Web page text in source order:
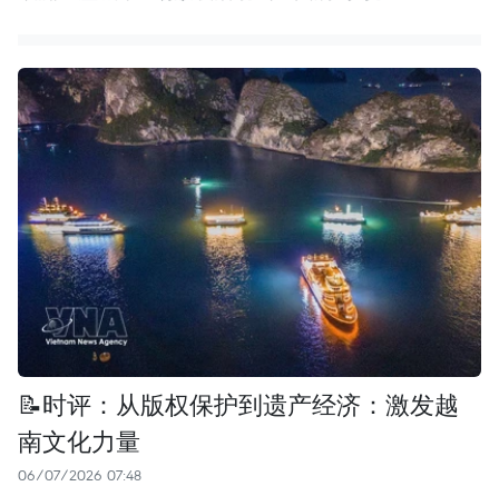
📝时评：从版权保护到遗产经济：激发越
南文化力量
06/07/2026 07:48